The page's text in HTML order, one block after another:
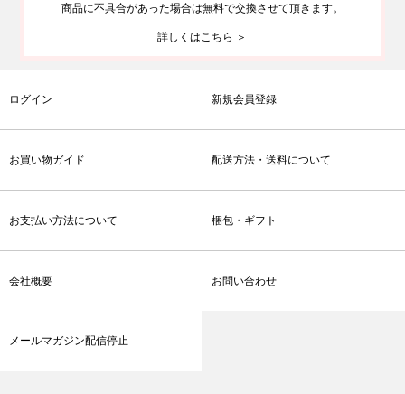
商品に不具合があった場合は無料で交換させて頂きます。
詳しくはこちら ＞
ログイン 新規会員登録
お買い物ガイド 配送方法・送料について
お支払い方法について 梱包・ギフト
会社概要 お問い合わせ
メールマガジン配信停止